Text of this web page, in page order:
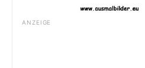
ANZEIGE